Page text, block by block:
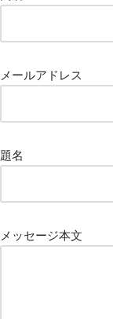
メールアドレス
題名
メッセージ本文